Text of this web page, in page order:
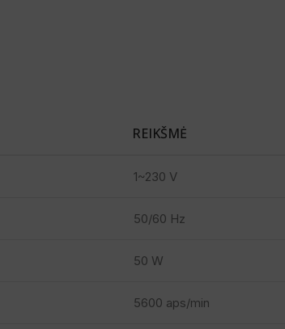
REIKŠMĖ
1~230 V
50/60 Hz
50 W
5600 aps/min